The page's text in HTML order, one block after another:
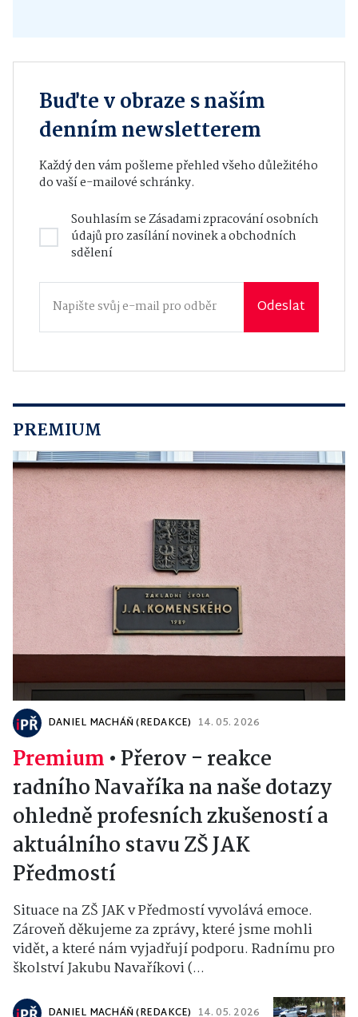
Buďte v obraze s naším
denním newsletterem
Každý den vám pošleme přehled všeho důležitého
do vaší e-mailové schránky.
Souhlasím seZásadami zpracování osobních
údajůpro zasílání novinek a obchodních
sdělení
Odeslat
PREMIUM
DANIEL MACHÁŇ (REDAKCE) 14. 05. 2026
Premium • Přerov - reakce
radního Navaříka na naše dotazy
ohledně profesních zkušeností a
aktuálního stavu ZŠ JAK
Předmostí
Situace na ZŠ JAK v Předmostí vyvolává emoce.
Zároveň děkujeme za zprávy, které jsme mohli
vidět, a které nám vyjadřují podporu. Radnímu pro
školství Jakubu Navaříkovi (...
DANIEL MACHÁŇ (REDAKCE) 14. 05. 2026